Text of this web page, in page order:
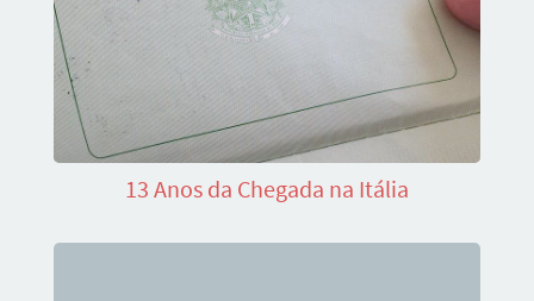
13 Anos da Chegada na Itália